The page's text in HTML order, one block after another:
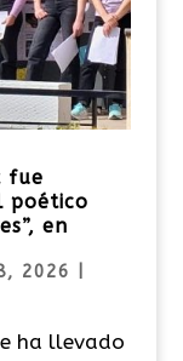
fue
poético
en
2026
ha llevado